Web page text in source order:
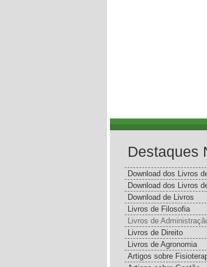
Destaques
Download dos Livros
Download dos Livros
Download de Livros
Livros de Filosofia
Livros de
Livros de Direito
Livros de Agronomia
Artigos sobre